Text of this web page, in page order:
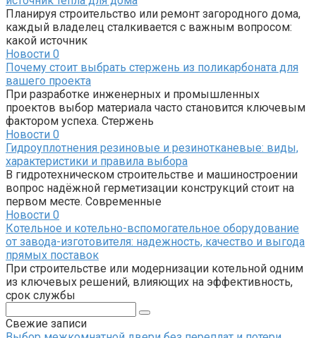
Планируя строительство или ремонт загородного дома,
каждый владелец сталкивается с важным вопросом:
какой источник
Новости 0
Почему стоит выбрать стержень из поликарбоната для
вашего проекта
При разработке инженерных и промышленных
проектов выбор материала часто становится ключевым
фактором успеха. Стержень
Новости 0
Гидроуплотнения резиновые и резинотканевые: виды,
характеристики и правила выбора
В гидротехническом строительстве и машиностроении
вопрос надёжной герметизации конструкций стоит на
первом месте. Современные
Новости 0
Котельное и котельно-вспомогательное оборудование
от завода-изготовителя: надежность, качество и выгода
прямых поставок
При строительстве или модернизации котельной одним
из ключевых решений, влияющих на эффективность,
срок службы
Свежие записи